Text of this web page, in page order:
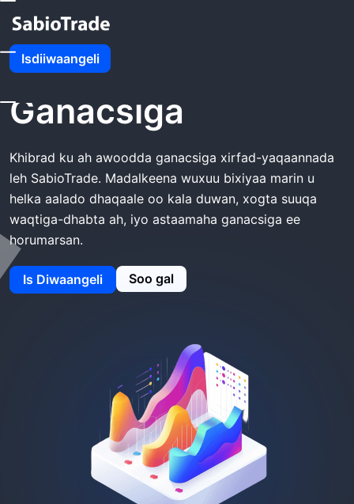
Isdiiwaangeli
Guriga SabioTrade Ganacsiga
SabioTrade
Ganacsiga
Khibrad ku ah awoodda ganacsiga xirfad-yaqaannada
leh SabioTrade. Madalkeena wuxuu bixiyaa marin u
helka aalado dhaqaale oo kala duwan, xogta suuqa
waqtiga-dhabta ah, iyo astaamaha ganacsiga ee
horumarsan.
Is Diwaangeli Soo gal